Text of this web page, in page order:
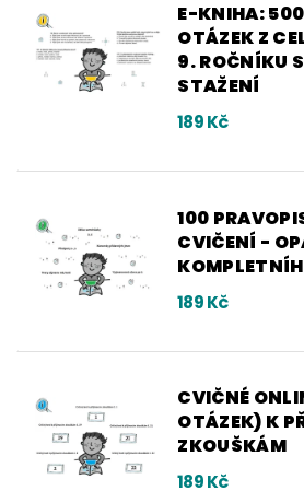
E-KNIHA:
OTÁZEK Z
9. ROČNÍKU
STAŽENÍ
189 Kč
100
CVIČENÍ -
189 Kč
CVIČNÉ
OTÁZEK) K
ZKOUŠKÁM
189 Kč